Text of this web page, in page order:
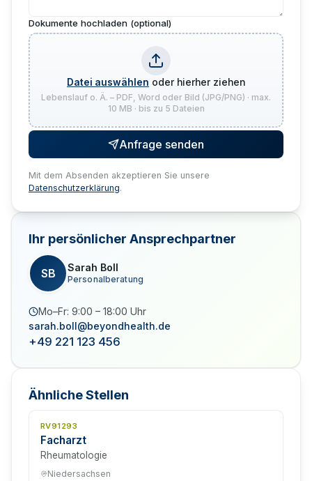
Dokumente hochladen (optional)
Datei auswählen oder hierher ziehen
Lebenslauf o. Ä. – PDF, Word oder Bild (JPG/PNG) · max.
10 MB · bis zu 5 Dateien
Anfrage senden
Mit dem Absenden akzeptieren Sie unsere
Datenschutzerklärung.
Ihr persönlicher Ansprechpartner
SB Sarah Boll
Personalberatung
Mo–Fr: 9:00 – 18:00 Uhr
sarah.boll@beyondhealth.de
+49 221 123 456
Ähnliche Stellen
RV91293
Facharzt
Rheumatologie
Niedersachsen